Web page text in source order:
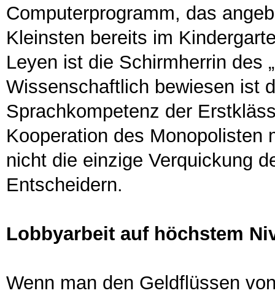
Computerprogramm, das
Kleinsten bereits im
Leyen ist die Schirmherrin des
Wissenschaftlich bewiesen ist
Sprachkompetenz der
Kooperation des Monopolisten
nicht die einzige Verquickung
Entscheidern.
Lobbyarbeit auf höchstem
Wenn man den Geldflüssen